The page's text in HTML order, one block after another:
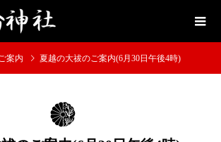
案内 夏越の大祓のご案内(6月30日午後4時)